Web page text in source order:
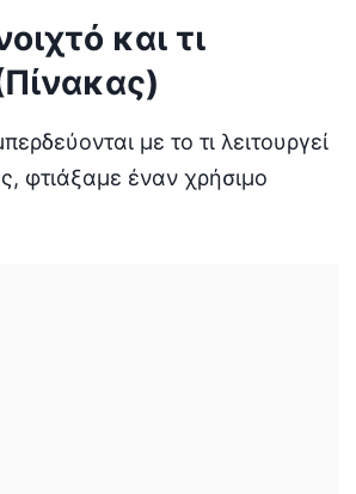
και τι
με το τι λειτουργεί
φτιάξαμε έναν χρήσιμο